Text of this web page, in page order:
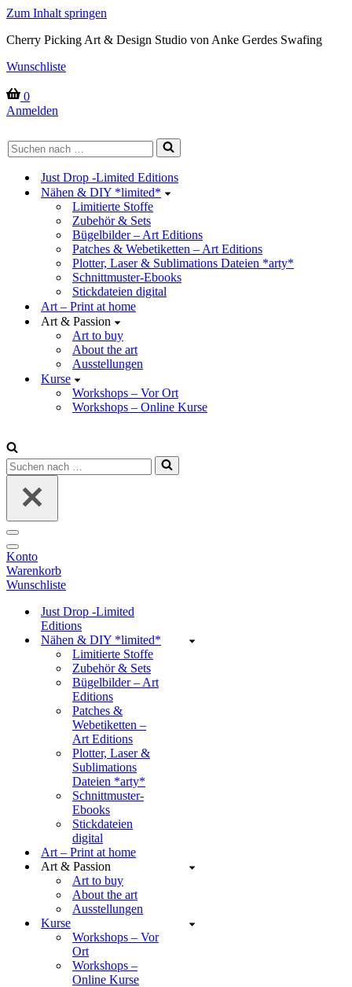
Zum Inhalt springen
Cherry Picking Art & Design Studio von Anke Gerdes Swafing
Wunschliste
Warenkorb
0
Anmelden
Suchen
nach …
Just Drop -Limited Editions
Nähen & DIY *limited*
Limitierte Stoffe
Zubehör & Sets
Bügelbilder – Art Editions
Patches & Webetiketten – Art Editions
Plotter, Laser & Sublimations Dateien *arty*
Schnittmuster-Ebooks
Stickdateien digital
Art – Print at home
Art & Passion
Art to buy
About the art
Ausstellungen
Kurse
Workshops – Vor Ort
Workshops – Online Kurse
Suchen
nach …
Navigations-
Menü
Navigations-
Menü
Konto
Warenkorb
Wunschliste
Just Drop -Limited
Editions
Nähen & DIY *limited*
Limitierte Stoffe
Zubehör & Sets
Bügelbilder – Art
Editions
Patches &
Webetiketten –
Art Editions
Plotter, Laser &
Sublimations
Dateien *arty*
Schnittmuster-
Ebooks
Stickdateien
digital
Art – Print at home
Art & Passion
Art to buy
About the art
Ausstellungen
Kurse
Workshops – Vor
Ort
Workshops –
Online Kurse